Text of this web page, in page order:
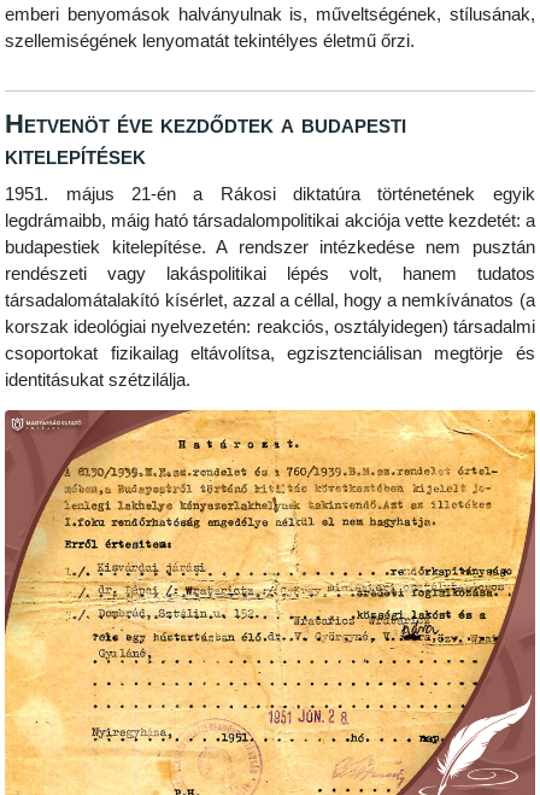
emberi benyomások halványulnak is, műveltségének, stílusának,
szellemiségének lenyomatát tekintélyes életmű őrzi.
Hetvenöt éve kezdődtek a budapesti
kitelepítések
1951. május 21-én a Rákosi diktatúra történetének egyik
legdrámaibb, máig ható társadalompolitikai akciója vette kezdetét: a
budapestiek kitelepítése. A rendszer intézkedése nem pusztán
rendészeti vagy lakáspolitikai lépés volt, hanem tudatos
társadalomátalakító kísérlet, azzal a céllal, hogy a nemkívánatos (a
korszak ideológiai nyelvezetén: reakciós, osztályidegen) társadalmi
csoportokat fizikailag eltávolítsa, egzisztenciálisan megtörje és
identitásukat szétzilálja.